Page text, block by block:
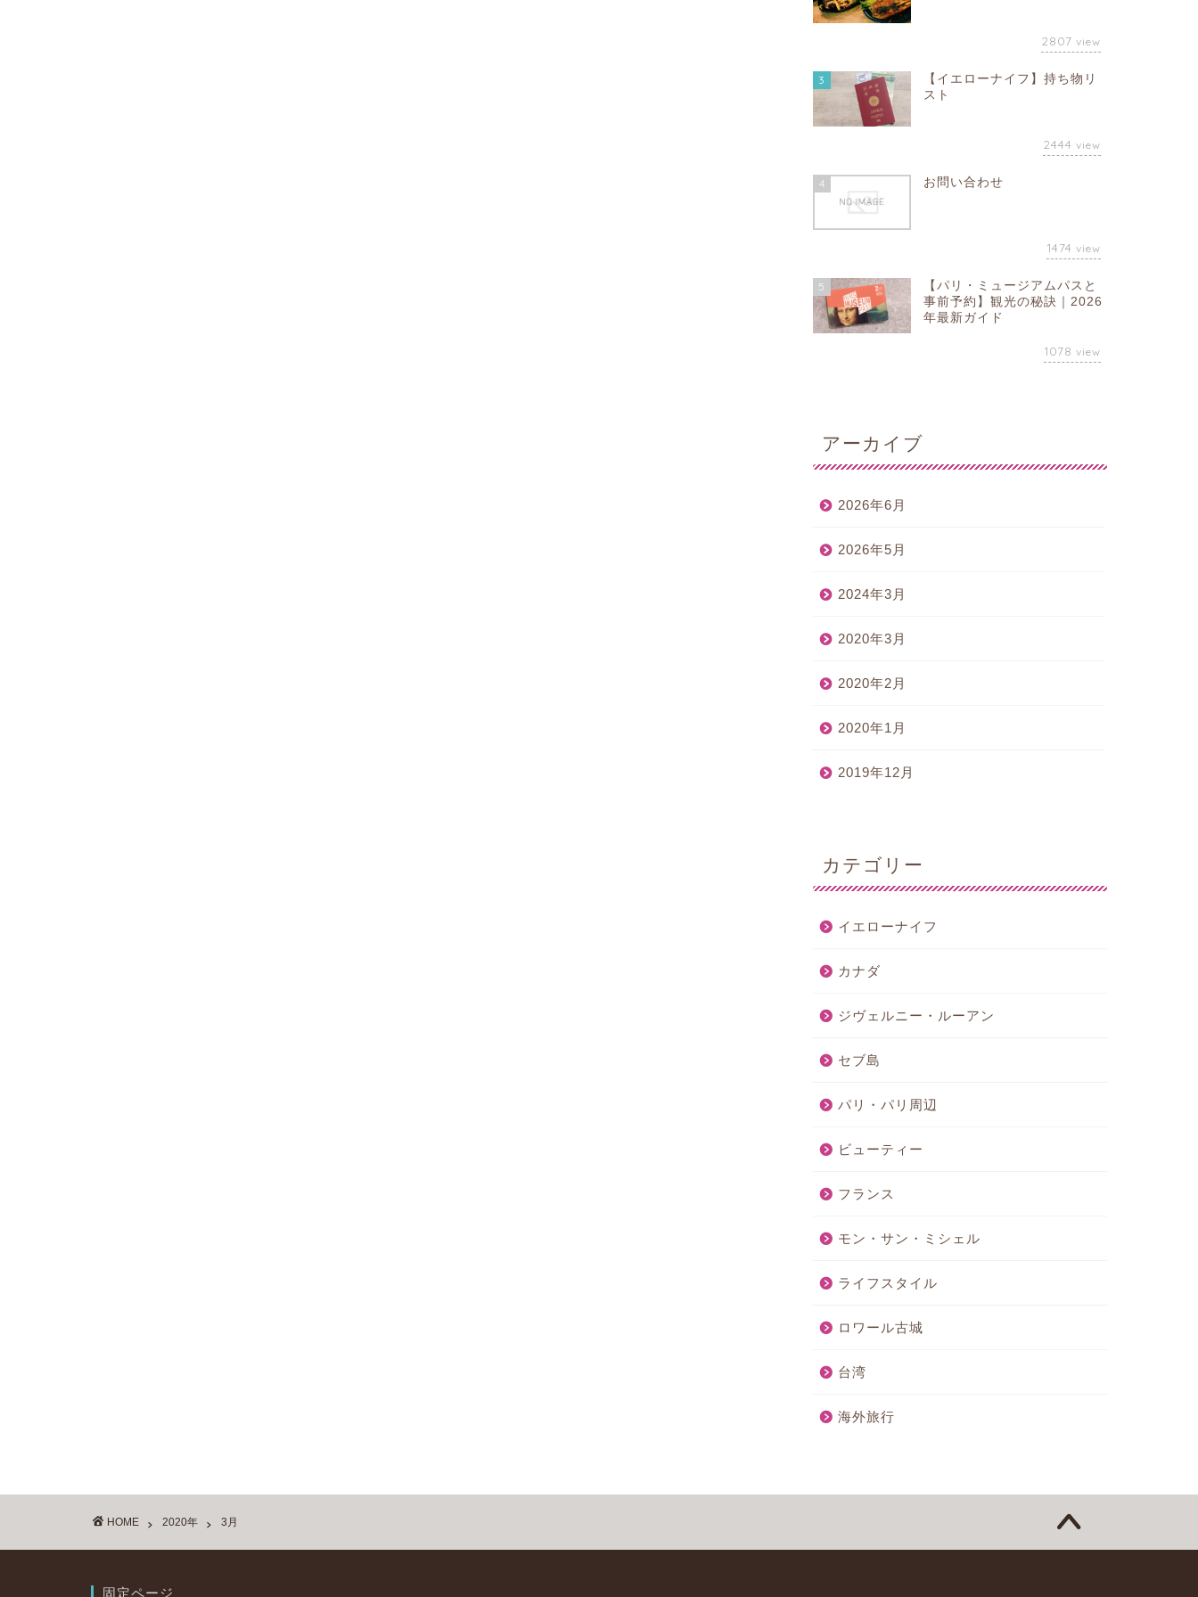
2807 view
3
【イエローナイフ】持ち物リ
スト
2444 view
4 お問い合わせ
1474 view
5
【パリ・ミュージアムパスと
事前予約】観光の秘訣｜2026
年最新ガイド
1078 view
アーカイブ
2026年6月
2026年5月
2024年3月
2020年3月
2020年2月
2020年1月
2019年12月
カテゴリー
イエローナイフ
カナダ
ジヴェルニー・ルーアン
セブ島
パリ・パリ周辺
ビューティー
フランス
モン・サン・ミシェル
ライフスタイル
ロワール古城
台湾
海外旅行
HOME 2020年 3月
固定ページ